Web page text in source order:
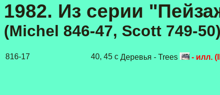
1982. Из серии
(Michel 846-47, Scott 749-
816-17 40, 45 с Деревья - Trees - илл.